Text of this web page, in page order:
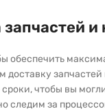
запчастей
обеспечить
доставку
чтобы вы
следим за